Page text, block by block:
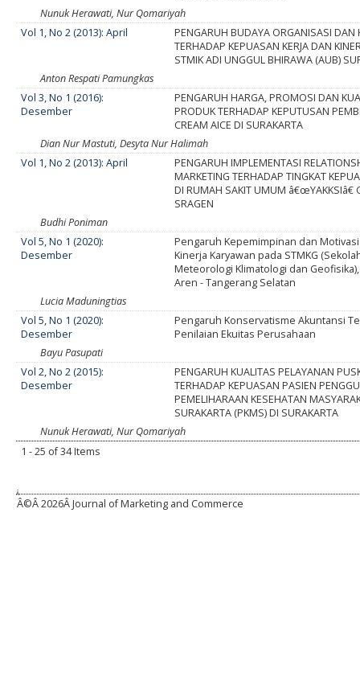
Nunuk Herawati, Nur Qomariyah
Vol 1, No 2 (2013): April
PENGARUH BUDAYA ORGANISASI DAN
TERHADAP KEPUASAN KERJA DAN
STMIK ADI UNGGUL BHIRAWA (AUB)
Anton Respati Pamungkas
Vol 3, No 1 (2016):
Desember
PENGARUH HARGA, PROMOSI DAN
PRODUK TERHADAP KEPUTUSAN
CREAM AICE DI SURAKARTA
Dian Nur Mastuti, Desyta Nur Halimah
Vol 1, No 2 (2013): April
PENGARUH IMPLEMENTASI
MARKETING TERHADAP TINGKAT
DI RUMAH SAKIT UMUM â€œYAKKSIâ€
SRAGEN
Budhi Poniman
Vol 5, No 1 (2020):
Desember
Pengaruh Kepemimpinan dan
Kinerja Karyawan pada STMKG
Meteorologi Klimatologi dan
Aren - Tangerang Selatan
Lucia Maduningtias
Vol 5, No 1 (2020):
Desember
Pengaruh Konservatisme Akuntansi
Penilaian Ekuitas Perusahaan
Bayu Pasupati
Vol 2, No 2 (2015):
Desember
PENGARUH KUALITAS PELAYANAN
TERHADAP KEPUASAN PASIEN
PEMELIHARAAN KESEHATAN
SURAKARTA (PKMS) DI SURAKARTA
Nunuk Herawati, Nur Qomariyah
1 - 25 of 34 Items
Â
Â©Â2026Â Journal of Marketing and Commerce